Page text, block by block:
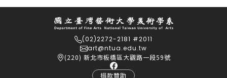
(02)2272-2181 #2011
art@ntua.edu.tw
(220) 新北市板橋區大觀路一段59號
捐款贊助